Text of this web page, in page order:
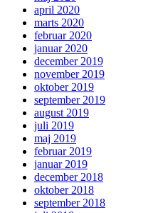
april 2020
marts 2020
februar 2020
januar 2020
december 2019
november 2019
oktober 2019
september 2019
august 2019
juli 2019
maj 2019
februar 2019
januar 2019
december 2018
oktober 2018
september 2018